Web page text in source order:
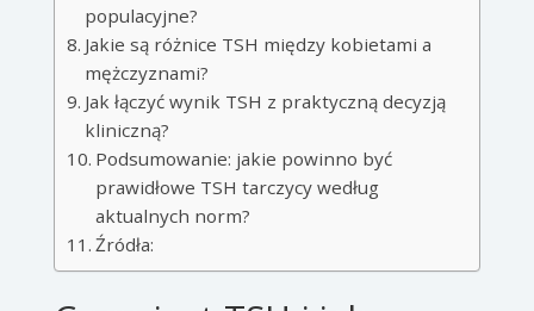
populacyjne?
Jakie są różnice TSH między kobietami a
mężczyznami?
Jak łączyć wynik TSH z praktyczną decyzją
kliniczną?
Podsumowanie: jakie powinno być
prawidłowe TSH tarczycy według
aktualnych norm?
Źródła: